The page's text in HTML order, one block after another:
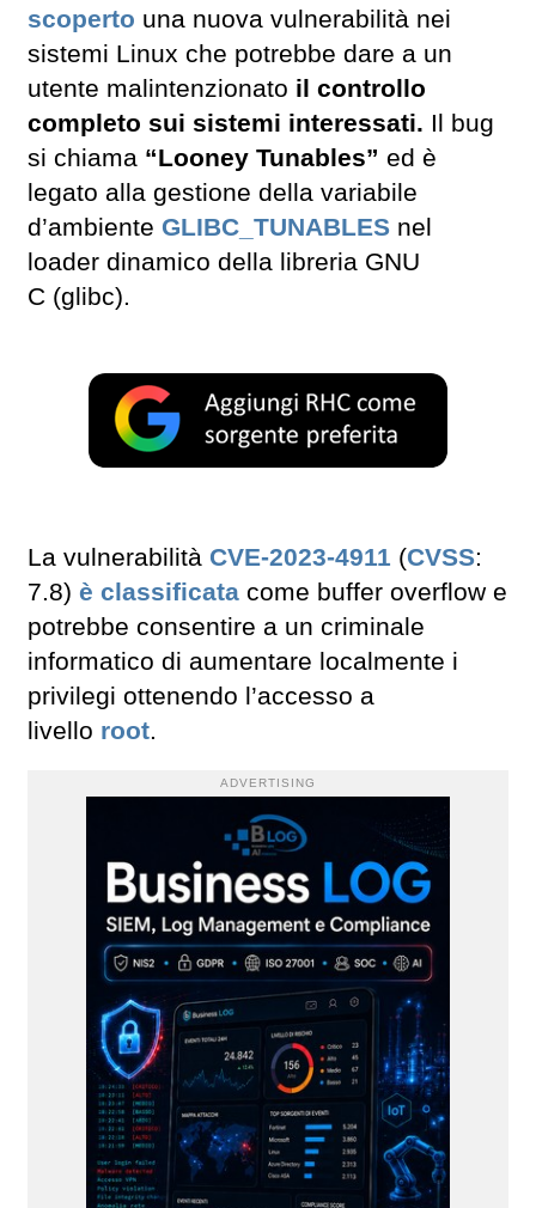
scoperto una nuova vulnerabilità nei
sistemi Linux che potrebbe dare a un
utente malintenzionato il controllo
completo sui sistemi interessati. Il bug
si chiama “Looney Tunables” ed è
legato alla gestione della variabile
d’ambiente GLIBC_TUNABLES nel
loader dinamico della libreria GNU
C (glibc).
La vulnerabilità CVE-2023-4911 (CVSS:
7.8) è classificata come buffer overflow e
potrebbe consentire a un criminale
informatico di aumentare localmente i
privilegi ottenendo l’accesso a
livello root.
ADVERTISING